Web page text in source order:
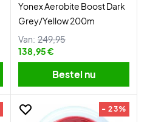
Yonex Aerobite Boost Dark
Grey/Yellow 200m
Van: 249,95
138,95 €
Bestel nu
- 23%